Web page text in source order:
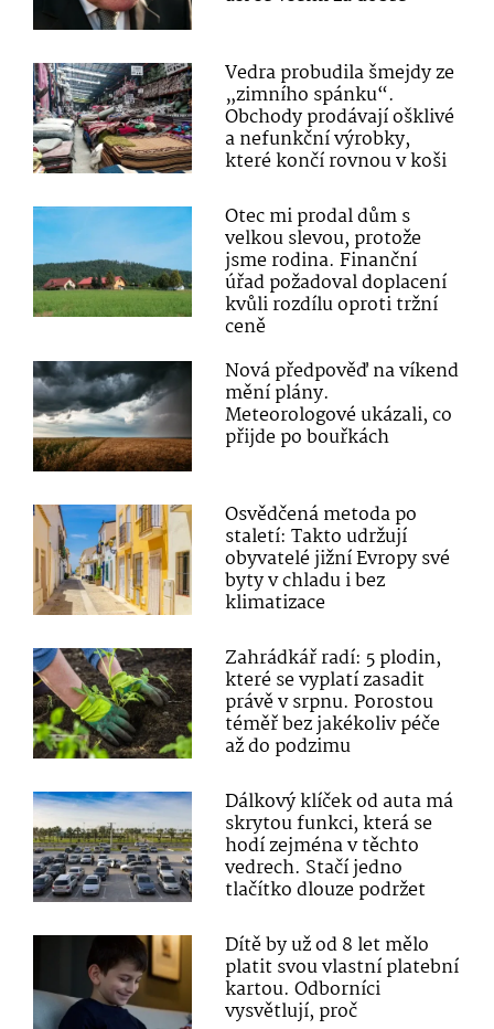
Vedra probudila šmejdy ze
„zimního spánku“.
Obchody prodávají ošklivé
a nefunkční výrobky,
které končí rovnou v koši
Otec mi prodal dům s
velkou slevou, protože
jsme rodina. Finanční
úřad požadoval doplacení
kvůli rozdílu oproti tržní
ceně
Nová předpověď na víkend
mění plány.
Meteorologové ukázali, co
přijde po bouřkách
Osvědčená metoda po
staletí: Takto udržují
obyvatelé jižní Evropy své
byty v chladu i bez
klimatizace
Zahrádkář radí: 5 plodin,
které se vyplatí zasadit
právě v srpnu. Porostou
téměř bez jakékoliv péče
až do podzimu
Dálkový klíček od auta má
skrytou funkci, která se
hodí zejména v těchto
vedrech. Stačí jedno
tlačítko dlouze podržet
Dítě by už od 8 let mělo
platit svou vlastní platební
kartou. Odborníci
vysvětlují, proč